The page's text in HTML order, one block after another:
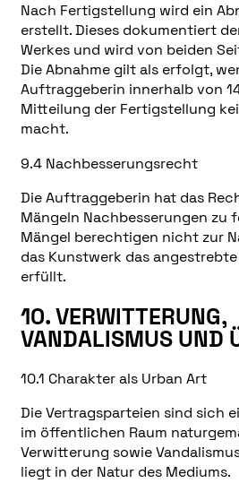
Nach Fertigstellung wird ein
erstellt. Dieses dokumentiert
Werkes und wird von beiden
Die Abnahme gilt als erfolgt,
Auftraggeberin innerhalb von
Mitteilung der Fertigstellung
macht.​
9.4 Nachbesserungsrecht
Die Auftraggeberin hat das
Mängeln Nachbesserungen zu
Mängel berechtigen nicht zur
das Kunstwerk das
erfüllt.
10. VERWITTERUNG,
VANDALISMUS UND
10.1 Charakter als Urban Art
Die Vertragsparteien sind sich
im öffentlichen Raum
Verwitterung sowie
liegt in der Natur des Mediums.